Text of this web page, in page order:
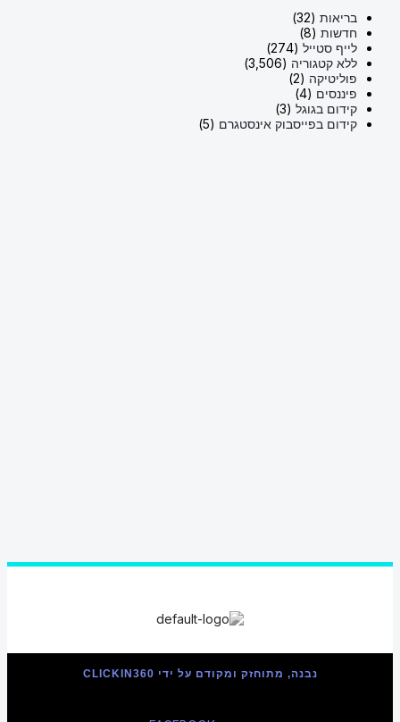
בריאות (32)
חדשות (8)
לייף סטייל (274)
ללא קטגוריה (3,506)
פוליטיקה (2)
פיננסים (4)
קידום בגוגל (3)
קידום בפייסבוק אינסטגרם (5)
נבנה, מתוחזק ומקודם על ידי CLICKIN360